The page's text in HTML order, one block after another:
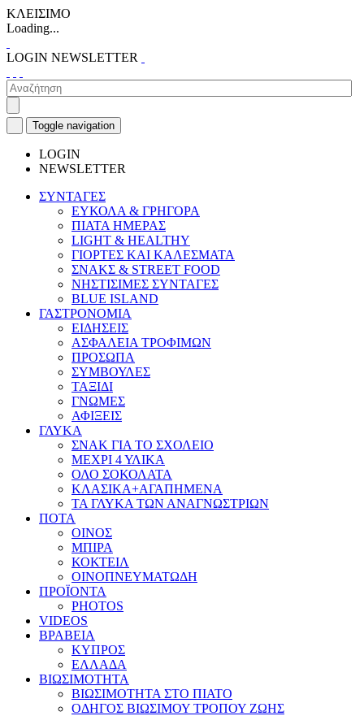
ΚΛΕΙΣΙΜΟ
Loading...
LOGIN NEWSLETTER
Toggle navigation
LOGIN
NEWSLETTER
ΣΥΝΤΑΓΕΣ
ΕΥΚΟΛΑ & ΓΡΗΓΟΡΑ
ΠΙΑΤΑ ΗΜΕΡΑΣ
LIGHT & HEALTHY
ΓΙΟΡΤΕΣ ΚΑΙ ΚΑΛΕΣΜΑΤΑ
ΣΝΑΚΣ & STREET FOOD
ΝΗΣΤΙΣΙΜΕΣ ΣΥΝΤΑΓΕΣ
BLUE ISLAND
ΓΑΣΤΡΟΝΟΜΙΑ
ΕΙΔΗΣΕΙΣ
ΑΣΦΑΛΕΙΑ ΤΡΟΦΙΜΩΝ
ΠΡΟΣΩΠΑ
ΣΥΜΒΟΥΛΕΣ
ΤΑΞΙΔΙ
ΓΝΩΜΕΣ
ΑΦΙΞΕΙΣ
ΓΛΥΚΑ
ΣΝΑΚ ΓΙΑ ΤΟ ΣΧΟΛΕΙΟ
ΜΕΧΡΙ 4 ΥΛΙΚΑ
ΟΛΟ ΣΟΚΟΛΑΤΑ
ΚΛΑΣΙΚΑ+ΑΓΑΠΗΜΕΝΑ
ΤΑ ΓΛΥΚΑ ΤΩΝ ΑΝΑΓΝΩΣΤΡΙΩΝ
ΠΟΤΑ
ΟΙΝΟΣ
ΜΠΙΡΑ
ΚΟΚΤΕΙΛ
ΟΙΝΟΠΝΕΥΜΑΤΩΔΗ
ΠΡΟΪΟΝΤΑ
PHOTOS
VIDEOS
ΒΡΑΒΕΙΑ
ΚΥΠΡΟΣ
ΕΛΛΑΔΑ
ΒΙΩΣΙΜΟΤΗΤΑ
ΒΙΩΣΙΜΟΤΗΤΑ ΣΤΟ ΠΙΑΤΟ
ΟΔΗΓΟΣ ΒΙΩΣΙΜΟΥ ΤΡΟΠΟΥ ΖΩΗΣ